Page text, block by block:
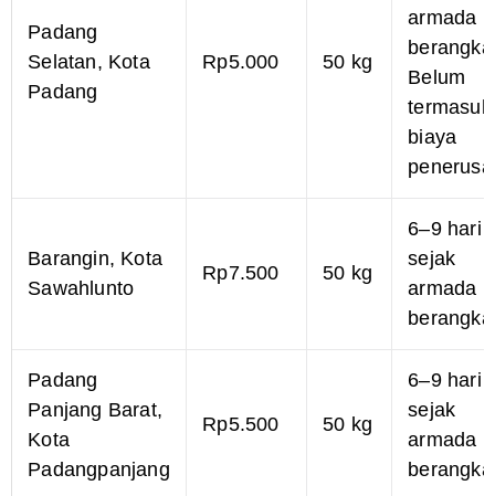
Padang
Selatan, Kota
Padang
Rp5.000 50 kg
armada
Belum
termasuk
biaya
Barangin, Kota
Sawahlunto
Rp7.500 50 kg
6–9 hari
sejak
armada
Padang
Panjang Barat,
Kota
Padangpanjang
Rp5.500 50 kg
6–9 hari
sejak
armada